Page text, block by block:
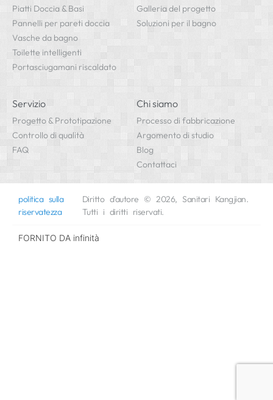
Piatti Doccia & Basi
Pannelli per pareti doccia
Vasche da bagno
Toilette intelligenti
Portasciugamani riscaldato
Galleria del progetto
Soluzioni per il bagno
Servizio
Progetto & Prototipazione
Controllo di qualità
FAQ
Chi siamo
Processo di fabbricazione
Argomento di studio
Blog
Contattaci
politica sulla
riservatezza
Diritto d'autore © 2026, Sanitari Kangjian.
Tutti i diritti riservati.
FORNITO DA infinità